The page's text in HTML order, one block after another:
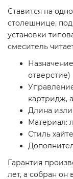
Ставится на
столешнице,
установки
смеситель
отверстие)
картридж,
Длина
Материал:
Стиль
Гарантия
лет, а собран он